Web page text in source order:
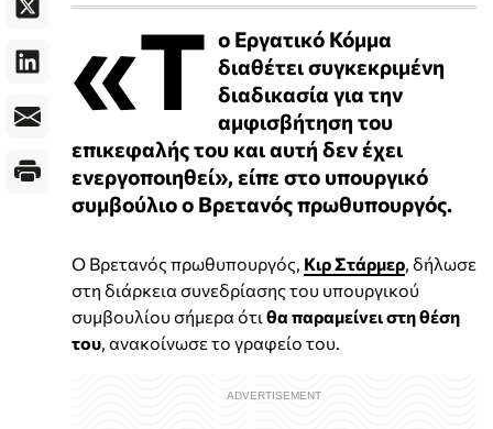
«Τ ο Εργατικό Κόμμα
διαθέτει συγκεκριμένη
διαδικασία για την
αμφισβήτηση του
επικεφαλής του και αυτή δεν έχει
ενεργοποιηθεί», είπε στο υπουργικό
συμβούλιο ο Βρετανός πρωθυπουργός.
Ο Βρετανός πρωθυπουργός, Κιρ Στάρμερ , δήλωσε
στη διάρκεια συνεδρίασης του υπουργικού
συμβουλίου σήμερα ότι θα παραμείνει στη θέση
του , ανακοίνωσε το γραφείο του.